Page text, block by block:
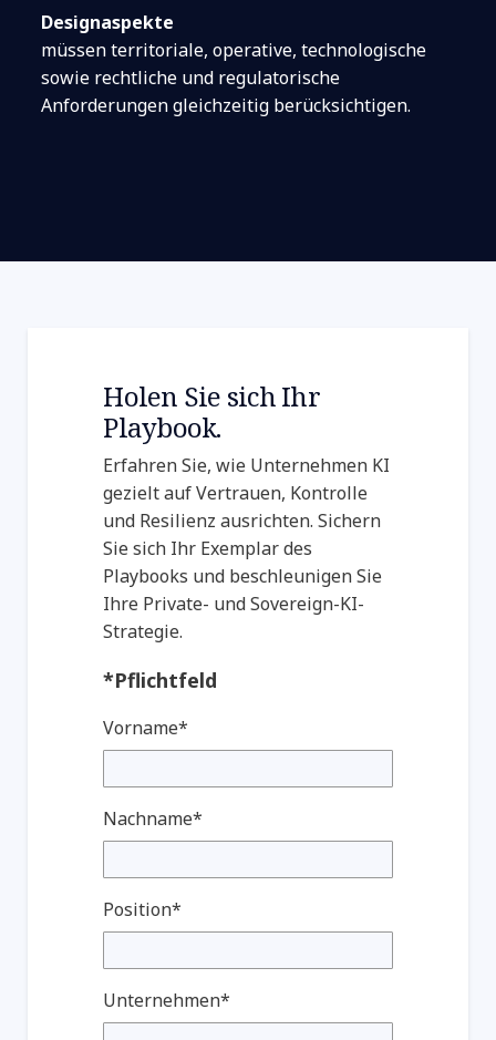
Designaspekte
müssen territoriale, operative, technologische
sowie rechtliche und regulatorische
Anforderungen gleichzeitig berücksichtigen.
Holen Sie sich Ihr
Playbook.
Erfahren Sie, wie Unternehmen KI
gezielt auf Vertrauen, Kontrolle
und Resilienz ausrichten. Sichern
Sie sich Ihr Exemplar des
Playbooks und beschleunigen Sie
Ihre Private- und Sovereign-KI-
Strategie.
*Pflichtfeld
Vorname*
Nachname*
Position*
Unternehmen*